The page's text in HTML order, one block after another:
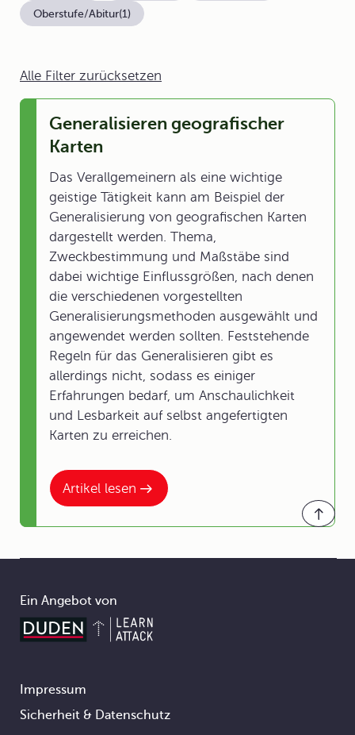
Alle Filter zurücksetzen
Artikel lesen
Generalisieren geografischer
Karten
Das Verallgemeinern als eine wichtige
geistige Tätigkeit kann am Beispiel der
Generalisierung von geografischen Karten
dargestellt werden. Thema,
Zweckbestimmung und Maßstäbe sind
dabei wichtige Einflussgrößen, nach denen
die verschiedenen vorgestellten
Generalisierungsmethoden ausgewählt und
angewendet werden sollten. Feststehende
Regeln für das Generalisieren gibt es
allerdings nicht, sodass es einiger
Erfahrungen bedarf, um Anschaulichkeit
und Lesbarkeit auf selbst angefertigten
Karten zu erreichen.
Oberstufe/Abitur(1)
Ein Angebot von
Footer
Impressum
Sicherheit & Datenschutz